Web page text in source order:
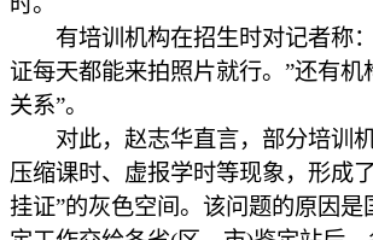
有培训机构在招生时对记者称：
证每天都能来拍照片就行。”还有
关系”。
对此，赵志华直言，部分培训机
压缩课时、虚报学时等现象，形成
挂证”的灰色空间。该问题的原因